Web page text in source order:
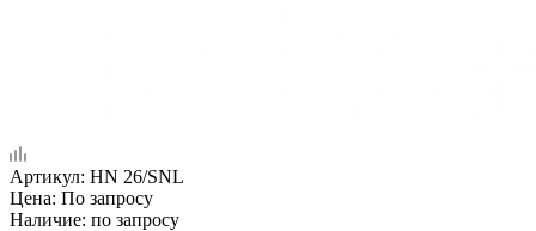
Артикул: HN 26/SNL
Цена: По запросу
Наличие: по запросу